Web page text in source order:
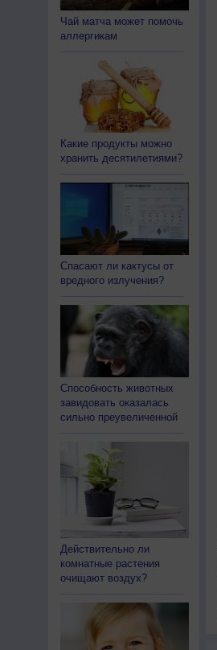
Чай матча может помочь
аллергикам
Какие продукты можно
хранить десятилетиями?
Спасают ли кактусы от
вредного излучения?
Способность животных
завидовать оказалась
сильно преувеличенной
Действительно ли
комнатные растения
очищают воздух?